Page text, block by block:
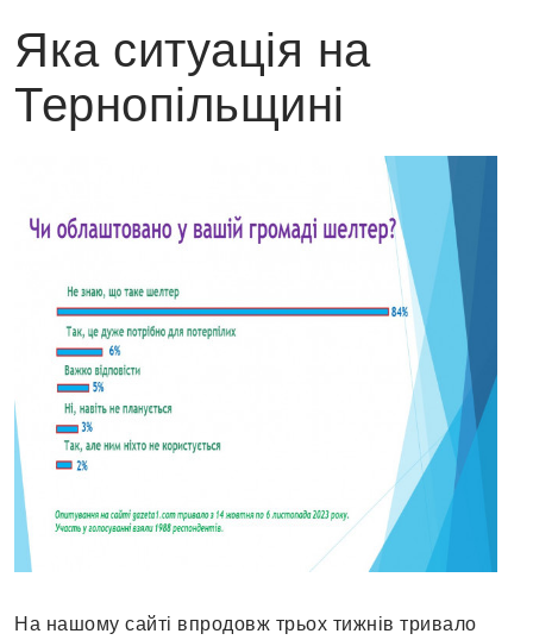
Яка ситуація на
Тернопільщині
На нашому сайті впродовж трьох тижнів тривало